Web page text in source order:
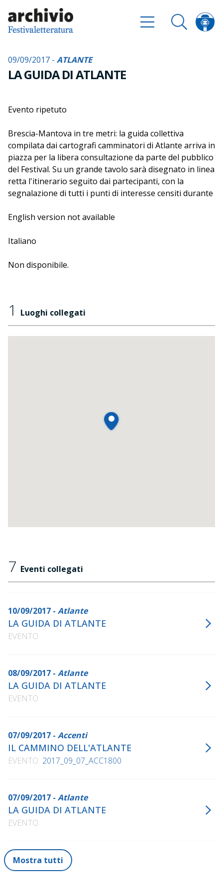
09/09/2017 - ATLANTE
LA GUIDA DI ATLANTE
Evento ripetuto
Brescia-Mantova in tre metri: la guida collettiva
compilata dai cartografi camminatori di Atlante arriva in
piazza per la libera consultazione da parte del pubblico
del Festival. Su un grande tavolo sarà disegnato in linea
retta l'itinerario seguito dai partecipanti, con la
segnalazione di tutti i punti di interesse censiti durante
l'itinerario faranno da apparato visivo
inLombardia, Regione Lombardia e Unioncamere
English version not available
Italiano
Non disponibile.
1 Luoghi collegati
7 Eventi collegati
10/09/2017 - Atlante
LA GUIDA DI ATLANTE
EVENTO
08/09/2017 - Atlante
LA GUIDA DI ATLANTE
EVENTO
07/09/2017 - Accenti
IL CAMMINO DELL'ATLANTE
EVENTO 2017_09_07_ACC1800
07/09/2017 - Atlante
LA GUIDA DI ATLANTE
EVENTO
Mostra tutti